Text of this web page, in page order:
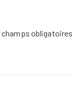
champs